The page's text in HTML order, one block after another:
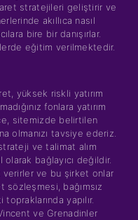
stratejileri geliştirir ve
akıllıca nasıl
bire bir danışırlar.
eğitim verilmektedir.
yüksek riskli yatırım
fonlara yatırım
sitemizde belirtilen
olmanızı tavsiye ederiz.
ve talimat alım
bağlayıcı değildir.
verirler ve bu şirket onlar
bağımsız
yapılır.
ve Grenadinler